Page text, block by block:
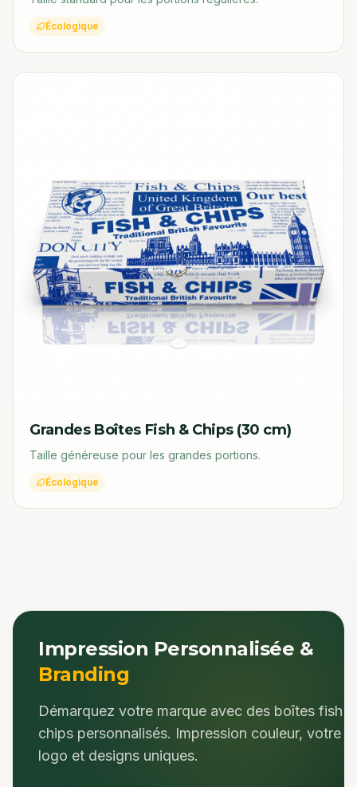
Écologique
Grandes Boîtes Fish & Chips (30 cm)
Taille généreuse pour les grandes portions.
Écologique
Impression Personnalisée &
Branding
Démarquez votre marque avec des boîtes fish &
chips personnalisés. Impression couleur, votre
logo et designs uniques.